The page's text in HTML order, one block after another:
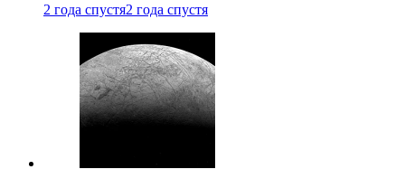
2 года спустя2 года спустя